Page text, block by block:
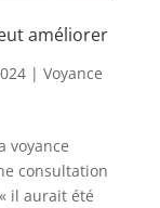
améliorer
| Voyance
voyance
consultation
il aurait été